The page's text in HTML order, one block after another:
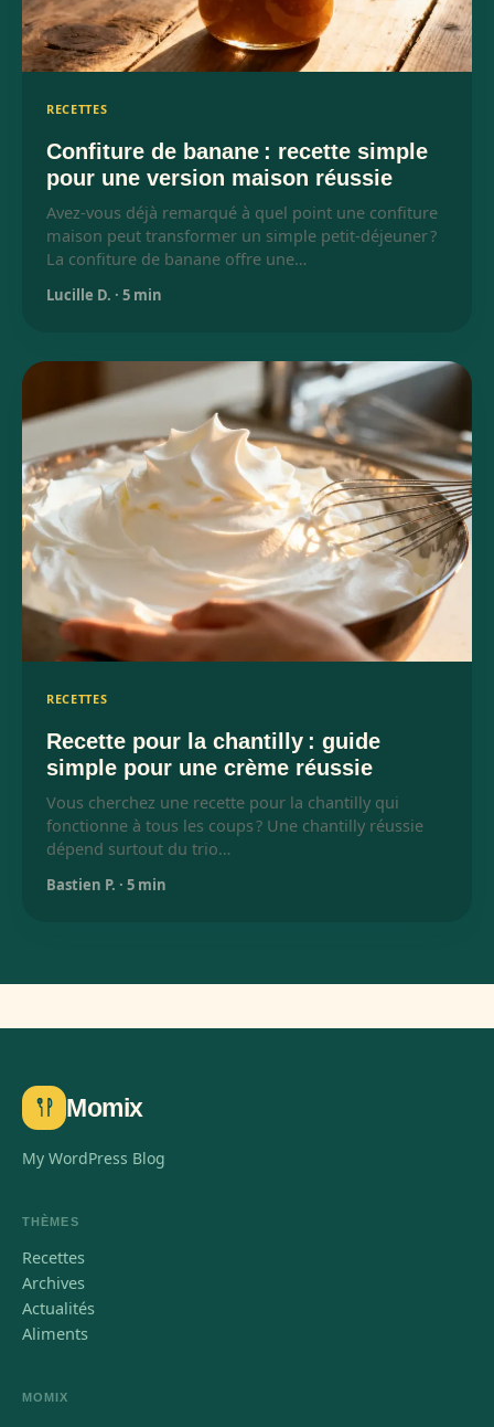
RECETTES
Confiture de banane : recette simple
pour une version maison réussie
Avez-vous déjà remarqué à quel point une confiture
maison peut transformer un simple petit-déjeuner ?
La confiture de banane offre une…
Lucille D. · 5 min
RECETTES
Recette pour la chantilly : guide
simple pour une crème réussie
Vous cherchez une recette pour la chantilly qui
fonctionne à tous les coups ? Une chantilly réussie
dépend surtout du trio…
Bastien P. · 5 min
Momix
My WordPress Blog
THÈMES
Recettes
Archives
Actualités
Aliments
MOMIX